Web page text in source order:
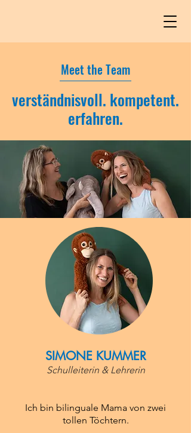
Meet the Team
verständnisvoll. kompetent.
erfahren.
SIMONE KUMMER
Schulleiterin & Lehrerin
Ich bin bilinguale Mama von zwei
tollen Töchtern.